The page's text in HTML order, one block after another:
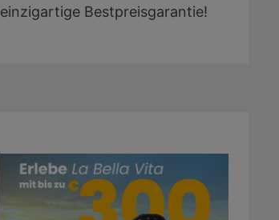
einzigartige Bestpreisgarantie!